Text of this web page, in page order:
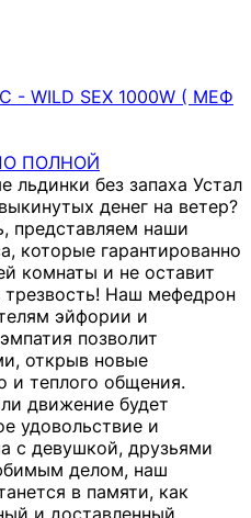
WILD SEX 1000W ( МЕФ
МарихуанаПсиходелики
Химические
курительных
гроваСпособы